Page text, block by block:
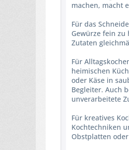
machen, macht
Für das
Gewürze fein
Zutaten
Für
heimischen
oder Käse in
Begleiter. Auch
unverarbeitete
Für kreatives
Kochtechniken
Obstplatten